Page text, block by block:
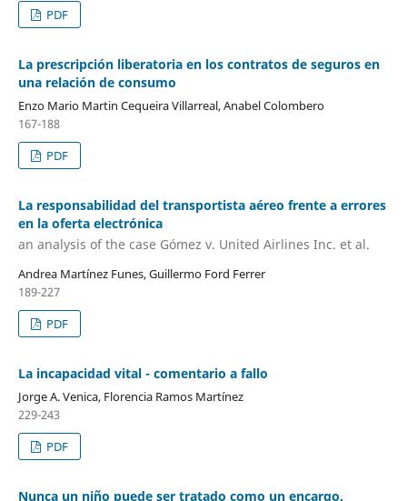
PDF
La prescripción liberatoria en los contratos de seguros en
una relación de consumo
Enzo Mario Martin Cequeira Villarreal, Anabel Colombero
167-188
PDF
La responsabilidad del transportista aéreo frente a errores
en la oferta electrónica
an analysis of the case Gómez v. United Airlines Inc. et al.
Andrea Martínez Funes, Guillermo Ford Ferrer
189-227
PDF
La incapacidad vital - comentario a fallo
Jorge A. Venica, Florencia Ramos Martínez
229-243
PDF
Nunca un niño puede ser tratado como un encargo.